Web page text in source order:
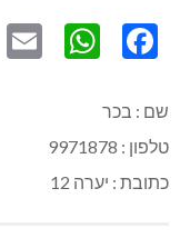
שם : בכר
טלפון : 9971878
כתובת : יערה 12